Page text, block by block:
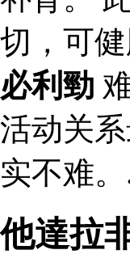
切，可
必利勁
活动关
实不难
他達拉